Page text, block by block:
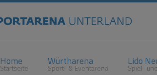
Home
Startseite
Würtharena
Sport- & Eventarena
Lido
Spiel-